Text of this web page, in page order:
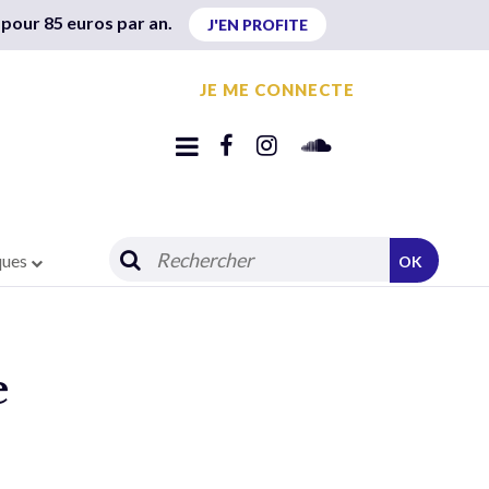
85 euros par an. J'EN PROFITE
JE ME CONNECTE
OK